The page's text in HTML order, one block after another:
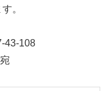
。
43-108